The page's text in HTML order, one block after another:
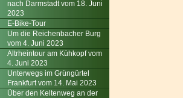
nach Darmstadt vom 18. Juni
2023
E-Bike-Tour
Um die Reichenbacher Burg
vom 4. Juni 2023
Altrheintour am Kühkopf vom
4. Juni 2023
Unterwegs im Grüngürtel
Frankfurt vom 14. Mai 2023
Über den Keltenweg an der